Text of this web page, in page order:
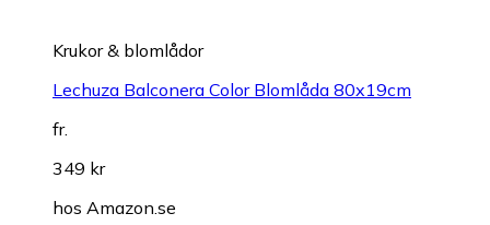
Krukor & blomlådor
Lechuza Balconera Color Blomlåda 80x19cm
fr.
349 kr
hos Amazon.se